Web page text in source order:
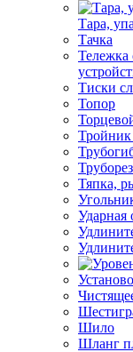
Тара,
Тачка
Тележка
Тиски
Топор
Тройник
Труборез
Тяпка,
Ударная
Шило
Шланг